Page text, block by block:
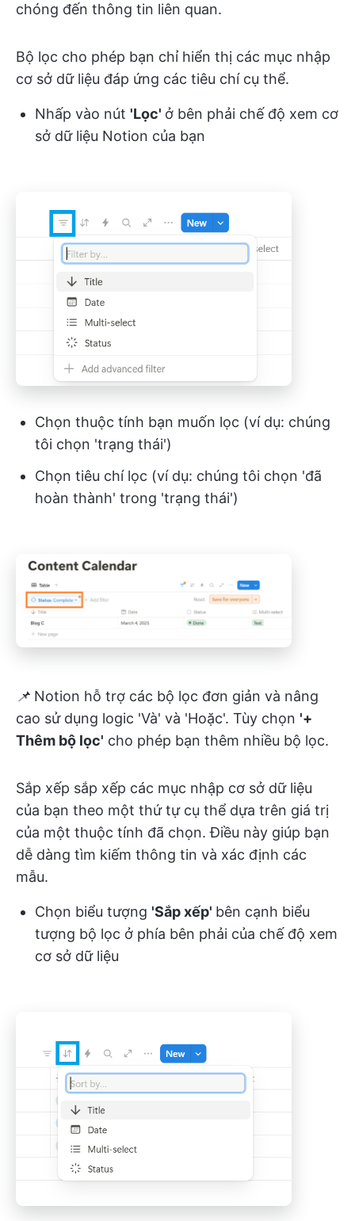
chóng đến thông tin liên quan.
Bộ lọc cho phép bạn chỉ hiển thị các mục nhập
cơ sở dữ liệu đáp ứng các tiêu chí cụ thể.
Nhấp vào nút 'Lọc' ở bên phải chế độ xem cơ
sở dữ liệu Notion của bạn
Chọn thuộc tính bạn muốn lọc (ví dụ: chúng
tôi chọn 'trạng thái')
Chọn tiêu chí lọc (ví dụ: chúng tôi chọn 'đã
hoàn thành' trong 'trạng thái')
📌 Notion hỗ trợ các bộ lọc đơn giản và nâng
cao sử dụng logic 'Và' và 'Hoặc'. Tùy chọn '+
Thêm bộ lọc' cho phép bạn thêm nhiều bộ lọc.
Sắp xếp sắp xếp các mục nhập cơ sở dữ liệu
của bạn theo một thứ tự cụ thể dựa trên giá trị
của một thuộc tính đã chọn. Điều này giúp bạn
dễ dàng tìm kiếm thông tin và xác định các
mẫu.
Chọn biểu tượng 'Sắp xếp' bên cạnh biểu
tượng bộ lọc ở phía bên phải của chế độ xem
cơ sở dữ liệu